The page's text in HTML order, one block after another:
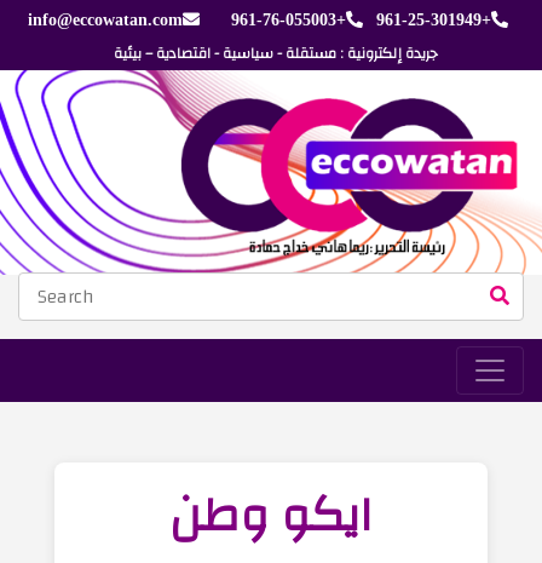
info@eccowatan.com +961-76-055003 +961-25-301949
جريدة إلكترونية : مستقلة - سياسية - اقتصادية – بيئية
ايكو وطن